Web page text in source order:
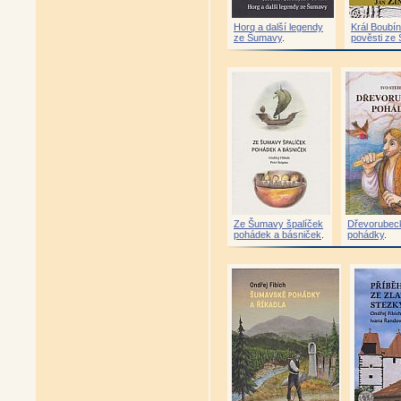
Horg a další legendy
ze Šumavy.
Král
pověsti ze
Ze Šumavy špalíček
pohádek a básniček
pohádky.